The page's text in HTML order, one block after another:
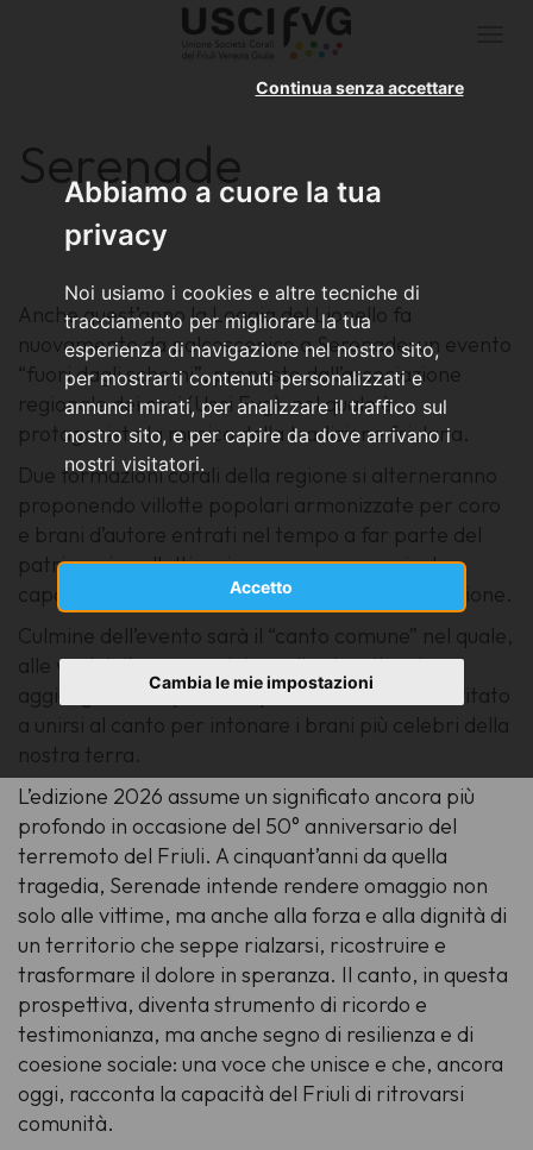
Abbiamo a cuore la tua
privacy
Noi usiamo i cookies e altre tecniche di
tracciamento per migliorare la tua
esperienza di navigazione nel nostro sito,
per mostrarti contenuti personalizzati e
annunci mirati, per analizzare il traffico sul
nostro sito, e per capire da dove arrivano i
nostri visitatori.
Accetto
Continua senza accettare
Cambia le mie impostazioni
Serenade
Anche quest’anno la Loggia del Lionello fa
nuovamente da palcoscenico a Serenade: un evento
“fuori dagli schemi”, proposto dall’associazione
regionale dei cori (Usci Fvg), nel quale è
protagonista la musica della tradizione friulana.
Due formazioni corali della regione si alterneranno
proponendo villotte popolari armonizzate per coro
e brani d’autore entrati nel tempo a far parte del
patrimonio collettivo, in un percorso musicale
capace di unire memoria, identità e partecipazione.
Culmine dell’evento sarà il “canto comune” nel quale,
alle voci delle compagini corali coinvolte, si
aggiungeranno quelle del pubblico, che sarà invitato
a unirsi al canto per intonare i brani più celebri della
nostra terra.
L’edizione 2026 assume un significato ancora più
profondo in occasione del 50° anniversario del
terremoto del Friuli. A cinquant’anni da quella
tragedia, Serenade intende rendere omaggio non
solo alle vittime, ma anche alla forza e alla dignità di
un territorio che seppe rialzarsi, ricostruire e
trasformare il dolore in speranza. Il canto, in questa
prospettiva, diventa strumento di ricordo e
testimonianza, ma anche segno di resilienza e di
coesione sociale: una voce che unisce e che, ancora
oggi, racconta la capacità del Friuli di ritrovarsi
comunità.